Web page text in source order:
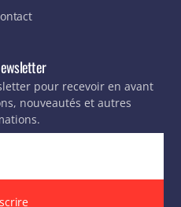
pour recevoir en avant
nouveautés et autres